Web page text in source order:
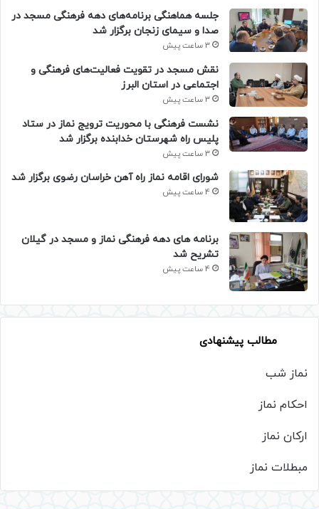
جلسه هماهنگی برنامه‌های دهه فرهنگی مسجد در
صدا و سیمای زنجان برگزار شد
3 ساعت پیش
نقش مسجد در تقویت فعالیت‌های فرهنگی و
اجتماعی در استان البرز
3 ساعت پیش
نشست فرهنگی با محوریت ترویج نماز در ستاد
پلیس راه شهرستان خدابنده برگزار شد
3 ساعت پیش
شورای اقامه نماز راه آهن خراسان رضوی برگزار شد
4 ساعت پیش
برنامه های دهه فرهنگی نماز و مسجد در گیلان
تشریح شد
4 ساعت پیش
مطالب پیشنهادی
نماز شب
احکام نماز
ارکان نماز
مبطلات نماز